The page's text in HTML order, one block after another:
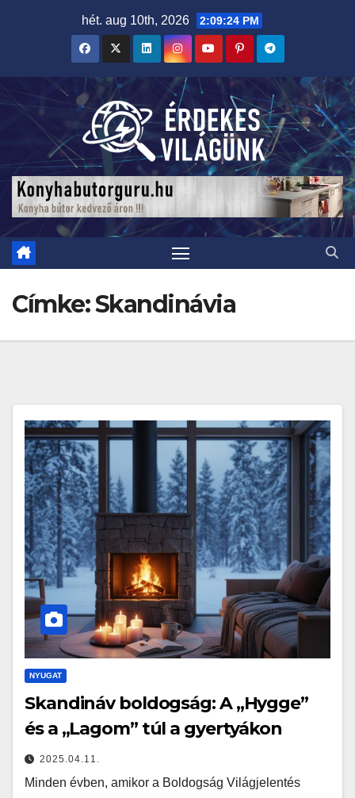
hét. aug 10th, 2026 2:09:25 PM
Címke:Skandinávia
NYUGAT
Skandináv boldogság: A „Hygge”
és a „Lagom” túl a gyertyákon
2025.04.11.
Minden évben, amikor a Boldogság Világjelentés